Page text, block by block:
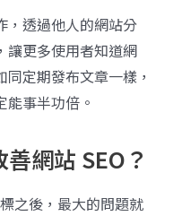
，透過他人的網站分
讓更多使用者知道網
定期發布文章一樣，
事半功倍。
網站 SEO？
之後，最大的問題就